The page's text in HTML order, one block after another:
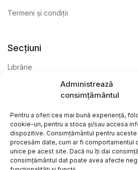
Administrează
consimțământul
Pentru a oferi cea mai bună experiență,
cookie-uri, pentru a stoca și/sau accesa
dispozitive. Consimțământul pentru
procesăm date, cum ar fi comportamentul
unice pe acest site. Dacă nu îți dai
consimțământul dat poate avea afecte
Termeni și condiții
Secțiuni
Librărie